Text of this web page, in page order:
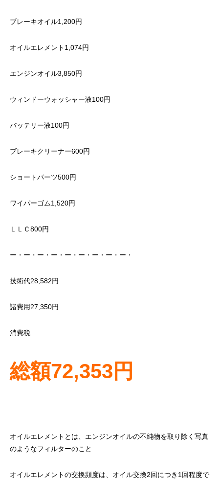
ブレーキオイル1,200円
オイルエレメント1,074円
エンジンオイル3,850円
ウィンドーウォッシャー液100円
バッテリー液100円
ブレーキクリーナー600円
ショートパーツ500円
ワイパーゴム1,520円
ＬＬＣ800円
ー・ー・ー・ー・ー・ー・ー・ー・ー・
技術代28,582円
諸費用27,350円
消費税
総額72,353円
オイルエレメントとは、エンジンオイルの不純物を取り除く写真
のようなフィルターのこと
オイルエレメントの交換頻度は、オイル交換2回につき1回程度で